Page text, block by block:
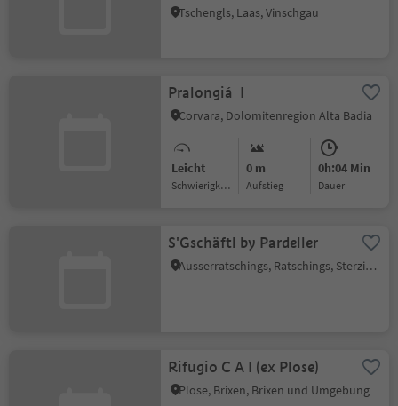
Tschengls, Laas, Vinschgau
Pralongiá I
Corvara, Dolomitenregion Alta Badia
Leicht
Schwierigkeitsgrad
0 m
Aufstieg
0h:04 Min
Dauer
S'Gschäftl by Pardeller
Ausserratschings, Ratschings, Sterzing und Umgebung
Rifugio C A I (ex Plose)
Plose, Brixen, Brixen und Umgebung